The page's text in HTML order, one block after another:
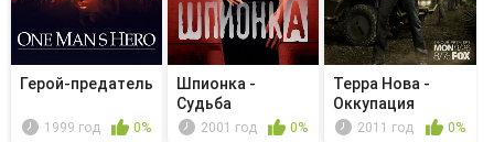
Герой-предатель
1999 год 0%
Шпионка -
Судьба
2001 год 0%
Терра Нова -
Оккупация
2011 год 0%